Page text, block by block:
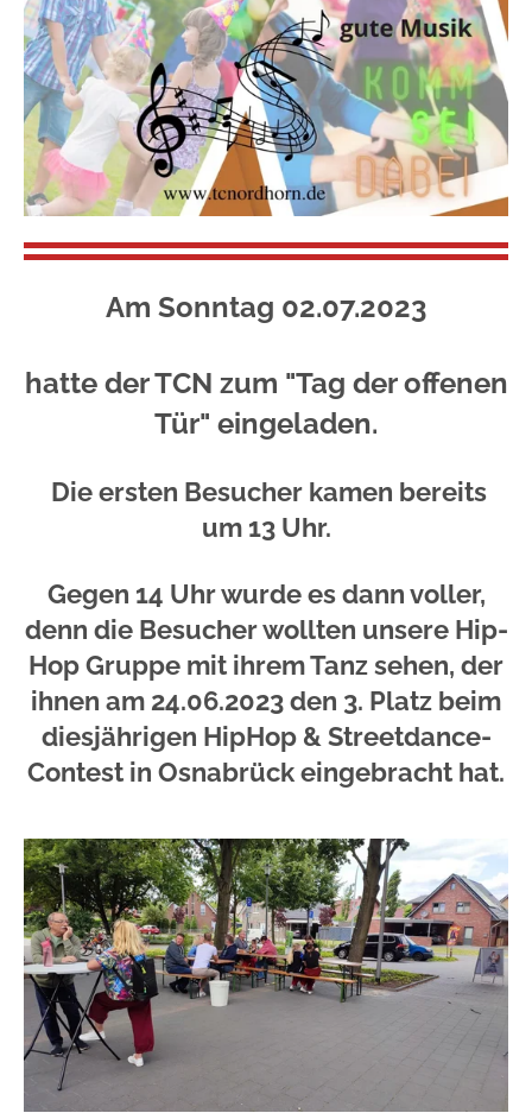
Am Sonntag 02.07.2023
hatte der TCN zum "Tag der offenen
Tür" eingeladen.
Die ersten Besucher kamen bereits
um 13 Uhr.
Gegen 14 Uhr wurde es dann voller,
denn die Besucher wollten unsere Hip-
Hop Gruppe mit ihrem Tanz sehen, der
ihnen am 24.06.2023 den 3. Platz beim
diesjährigen HipHop & Streetdance-
Contest in Osnabrück eingebracht hat.